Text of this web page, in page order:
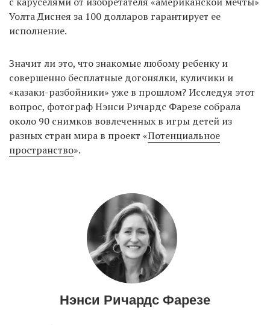
Уолта Диснея за 100 долларов гарантирует ее
исполнение.
Значит ли это, что знакомые любому ребенку и
совершенно бесплатные догонялки, куличики и
«казаки-разбойники» уже в прошлом? Исследуя этот
вопрос, фотограф Нэнси Ричардс Фарезе собрала
около 90 снимков вовлеченных в игры детей из
разных стран мира в проект «Потенциальное
пространство».
Нэнси Ричардс Фарезе